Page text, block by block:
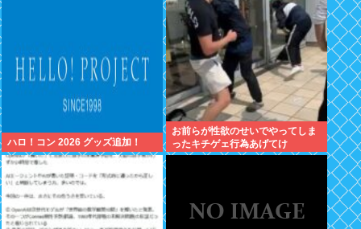
ハロ！コン 2026 グッズ追加！
お前らが性欲のせいでやってしま
ったキチゲェ行為あげてけ